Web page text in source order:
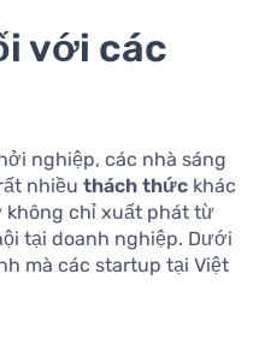
với các
nghiệp, các nhà sáng
nhiều thách thức khác
không chỉ xuất phát từ
tại doanh nghiệp. Dưới
mà các startup tại Việt